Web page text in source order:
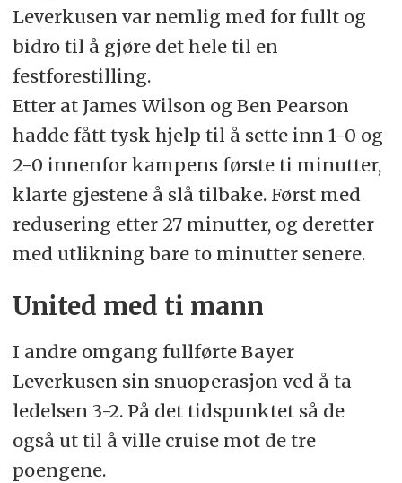
Leverkusen var nemlig med for fullt og
bidro til å gjøre det hele til en
festforestilling.
Etter at James Wilson og Ben Pearson
hadde fått tysk hjelp til å sette inn 1-0 og
2-0 innenfor kampens første ti minutter,
klarte gjestene å slå tilbake. Først med
redusering etter 27 minutter, og deretter
med utlikning bare to minutter senere.
United med ti mann
I andre omgang fullførte Bayer
Leverkusen sin snuoperasjon ved å ta
ledelsen 3-2. På det tidspunktet så de
også ut til å ville cruise mot de tre
poengene.